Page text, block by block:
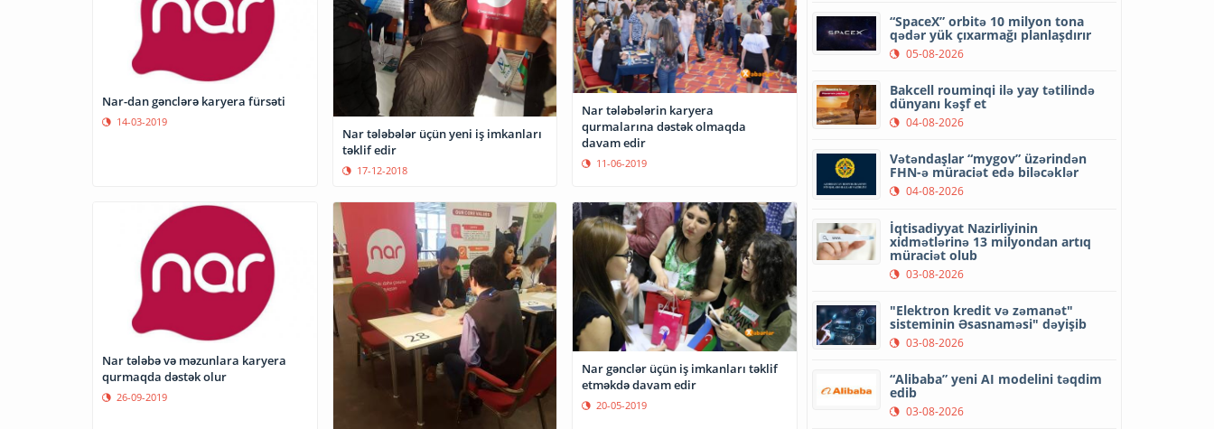
Nar-dan gənclərə karyera fürsəti
14-03-2019
Nar tələbələr üçün yeni iş imkanları
təklif edir
17-12-2018
Nar tələbələrin karyera
qurmalarına dəstək olmaqda
davam edir
11-06-2019
Nar tələbə və məzunlara karyera
qurmaqda dəstək olur
26-09-2019
Nar gənclər üçün iş imkanları təklif
etməkdə davam edir
20-05-2019
“SpaceX” orbitə 10 milyon tona
qədər yük çıxarmağı planlaşdırır
05-08-2026
Bakcell rouminqi ilə yay tətilində
dünyanı kəşf et
04-08-2026
Vətəndaşlar “mygov” üzərindən
FHN-ə müraciət edə biləcəklər
04-08-2026
İqtisadiyyat Nazirliyinin
xidmətlərinə 13 milyondan artıq
müraciət olub
03-08-2026
"Elektron kredit və zəmanət"
sisteminin Əsasnaməsi" dəyişib
03-08-2026
“Alibaba” yeni AI modelini təqdim
edib
03-08-2026